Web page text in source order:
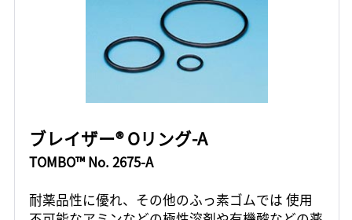
ブレイザー® Oリング-A
TOMBO™ No. 2675-A
耐薬品性に優れ、その他のふっ素ゴムでは 使用